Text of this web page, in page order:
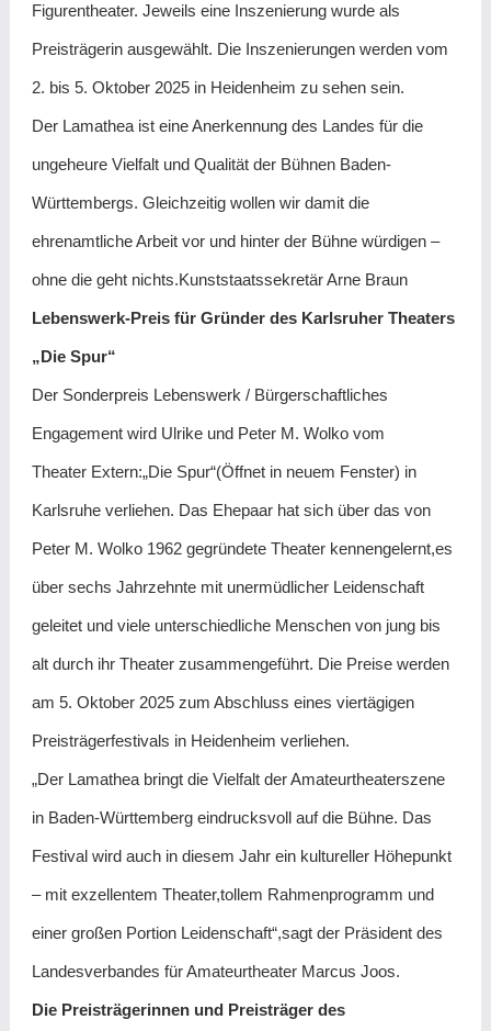
Figurentheater. Jeweils eine Inszenierung wurde als
Preisträgerin ausgewählt. Die Inszenierungen werden vom
2. bis 5. Oktober 2025 in Heidenheim zu sehen sein.
Der Lamathea ist eine Anerkennung des Landes für die
ungeheure Vielfalt und Qualität der Bühnen Baden-
Württembergs. Gleichzeitig wollen wir damit die
ehrenamtliche Arbeit vor und hinter der Bühne würdigen –
ohne die geht nichts.Kunststaatssekretär Arne Braun
Lebenswerk-Preis für Gründer des Karlsruher Theaters
„Die Spur“
Der Sonderpreis Lebenswerk / Bürgerschaftliches
Engagement wird Ulrike und Peter M. Wolko vom
Theater Extern:„Die Spur“(Öffnet in neuem Fenster) in
Karlsruhe verliehen. Das Ehepaar hat sich über das von
Peter M. Wolko 1962 gegründete Theater kennengelernt,es
über sechs Jahrzehnte mit unermüdlicher Leidenschaft
geleitet und viele unterschiedliche Menschen von jung bis
alt durch ihr Theater zusammengeführt. Die Preise werden
am 5. Oktober 2025 zum Abschluss eines viertägigen
Preisträgerfestivals in Heidenheim verliehen.
„Der Lamathea bringt die Vielfalt der Amateurtheaterszene
in Baden-Württemberg eindrucksvoll auf die Bühne. Das
Festival wird auch in diesem Jahr ein kultureller Höhepunkt
– mit exzellentem Theater,tollem Rahmenprogramm und
einer großen Portion Leidenschaft“,sagt der Präsident des
Landesverbandes für Amateurtheater Marcus Joos.
Die Preisträgerinnen und Preisträger des